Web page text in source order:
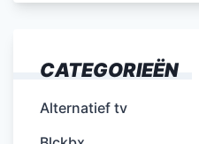
CATEGORIEËN
Alternatief tv